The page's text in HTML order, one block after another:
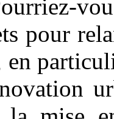
pour